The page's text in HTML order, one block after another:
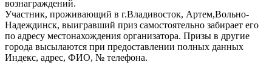
вознаграждений.
Участник, проживающий в г.Владивосток, Артем,Вольно-
Надеждинск, выигравший приз самостоятельно забирает его
по адресу местонахождения организатора. Призы в другие
города высылаются при предоставлении полных данных
Индекс, адрес, ФИО, № телефона.